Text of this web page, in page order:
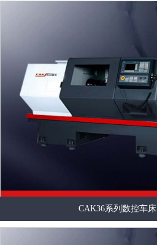
CAK36系列数控车床